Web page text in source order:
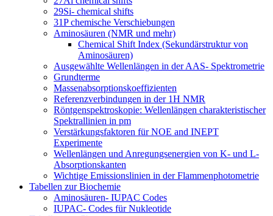
29Si- chemical shifts
31P chemische Verschiebungen
Aminosäuren (NMR und mehr)
Chemical Shift Index (Sekundärstruktur von
Aminosäuren)
Ausgewählte Wellenlängen in der AAS- Spektrometrie
Grundterme
Massenabsorptionskoeffizienten
Referenzverbindungen in der 1H NMR
Röntgenspektroskopie: Wellenlängen charakteristischer
Spektrallinien in pm
Verstärkungsfaktoren für NOE and INEPT
Experimente
Wellenlängen und Anregungsenergien von K- und L-
Absorptionskanten
Wichtige Emissionslinien in der Flammenphotometrie
Tabellen zur Biochemie
Aminosäuren- IUPAC Codes
IUPAC- Codes für Nukleotide